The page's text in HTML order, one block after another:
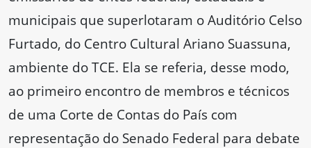
municipais que superlotaram o Auditório Celso
Furtado, do Centro Cultural Ariano Suassuna,
ambiente do TCE. Ela se referia, desse modo,
ao primeiro encontro de membros e técnicos
de uma Corte de Contas do País com
representação do Senado Federal para debate